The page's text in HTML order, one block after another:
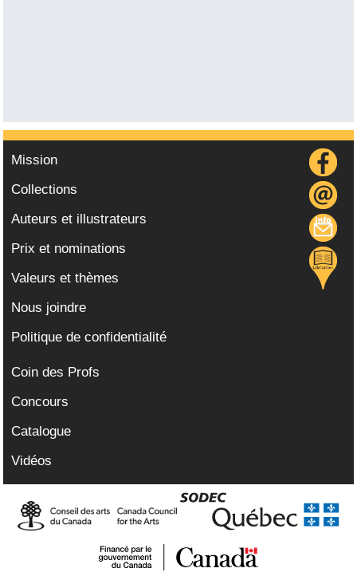
Mission
Collections
Auteurs et illustrateurs
Prix et nominations
Valeurs et thèmes
Nous joindre
Politique de confidentialité
Coin des Profs
Concours
Catalogue
Vidéos